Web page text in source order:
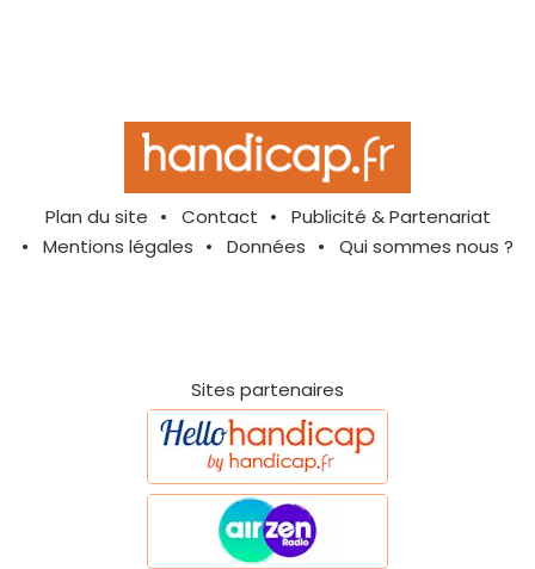
Plan du site Contact
Publicité & Partenariat
Mentions légales
Données Qui sommes nous ?
Sites partenaires